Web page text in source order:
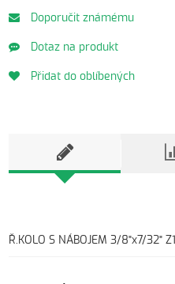
Doporučit známému
Dotaz na produkt
Přidat do oblíbených
Ř.KOLO S NÁBOJEM 3/8"x7/32"